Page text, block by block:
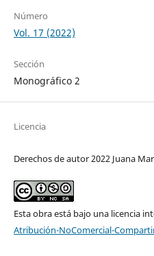
Número
Vol. 17 (2022)
Sección
Monográfico 2
Licencia
Derechos de autor 2022 Juana
Esta obra está bajo una licencia
Atribución-NoComercial-